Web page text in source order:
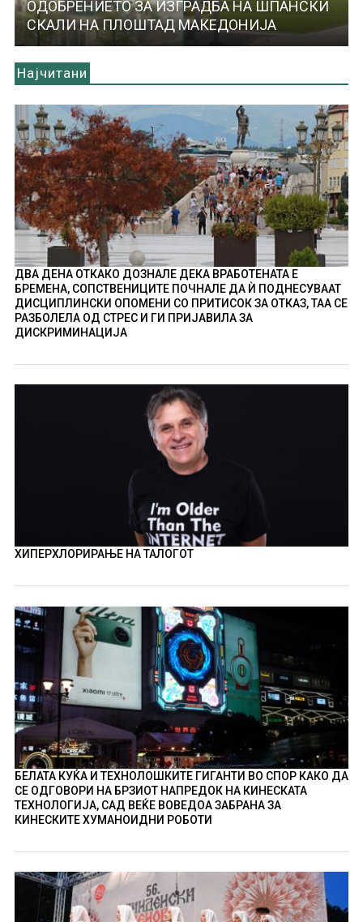
ОДОБРЕНИЕТО ЗА ИЗГРАДБА НА ШПАНСКИ
СКАЛИ НА ПЛОШТАД МАКЕДОНИЈА
Најчитани
ДВА ДЕНА ОТКАКО ДОЗНАЛЕ ДЕКА ВРАБОТЕНАТА Е
БРЕМЕНА, СОПСТВЕНИЦИТЕ ПОЧНАЛЕ ДА Ѝ ПОДНЕСУВААТ
ДИСЦИПЛИНСКИ ОПОМЕНИ СО ПРИТИСОК ЗА ОТКАЗ, ТАА СЕ
РАЗБОЛЕЛА ОД СТРЕС И ГИ ПРИЈАВИЛА ЗА
ДИСКРИМИНАЦИЈА
ХИПЕРХЛОРИРАЊЕ НА ТАЛОГОТ
БЕЛАТА КУЌА И ТЕХНОЛОШКИТЕ ГИГАНТИ ВО СПОР КАКО ДА
СЕ ОДГОВОРИ НА БРЗИОТ НАПРЕДОК НА КИНЕСКАТА
ТЕХНОЛОГИЈА, САД ВЕЌЕ ВОВЕДОА ЗАБРАНА ЗА
КИНЕСКИТЕ ХУМАНОИДНИ РОБОТИ